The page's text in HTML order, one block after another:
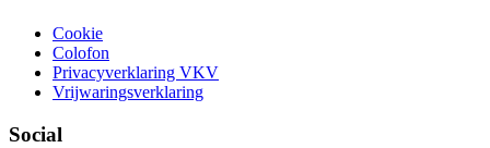
Cookie
Colofon
Privacyverklaring VKV
Vrijwaringsverklaring
Social